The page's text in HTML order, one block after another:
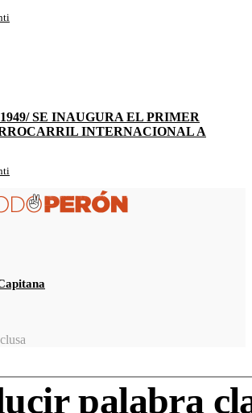
SE INAUGURA EL PRIMER
INTERNACIONAL A